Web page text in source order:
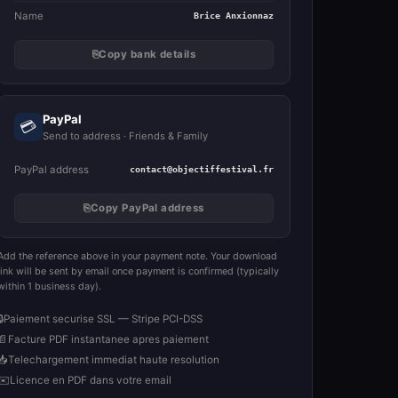
Name Brice Anxionnaz
⎘Copy bank details
💳 PayPal
Send to address · Friends & Family
PayPal address contact@objectiffestival.fr
⎘Copy PayPal address
the reference above in your payment note. Your download
will be sent by email once payment is confirmed (typically
1 business day).
Paiement securise SSL — Stripe PCI-DSS
📄 Facture PDF instantanee apres paiement
Telechargement immediat haute resolution
Licence en PDF dans votre email